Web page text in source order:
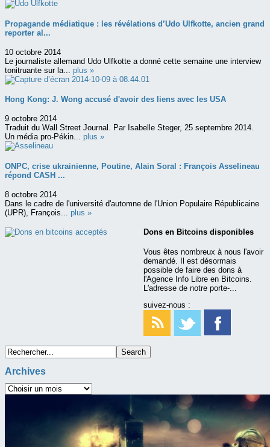
Propagande médiatique : les révélations d’Udo Ulfkotte, ancien grand
reporter al...
10 octobre 2014
Le journaliste allemand Udo Ulfkotte a donné cette semaine une interview
tonitruante sur la... plus »
Hong Kong: J. Wong accusé d'avoir des liens avec les USA
9 octobre 2014
Traduit du Wall Street Journal. Par Isabelle Steger, 25 septembre 2014.
Un média pro-Pékin... plus »
ONPC, crise ukrainienne, Poutine, Alain Soral : François Asselineau
répond CASH ...
8 octobre 2014
Dans le cadre de l'université d'automne de l'Union Populaire Républicaine
(UPR), François... plus »
Dons en Bitcoins disponibles
Vous êtes nombreux à nous l'avoir
demandé. Il est désormais
possible de faire des dons à
l'Agence Info Libre en Bitcoins.
L'adresse de notre porte-...
suivez-nous :
Archives